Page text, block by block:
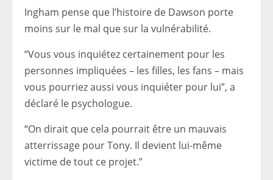
Ingham pense que l’histoire de Dawson porte
moins sur le mal que sur la vulnérabilité.
“Vous vous inquiétez certainement pour les
personnes impliquées – les filles, les fans – mais
vous pourriez aussi vous inquiéter pour lui”, a
déclaré le psychologue.
“On dirait que cela pourrait être un mauvais
atterrissage pour Tony. Il devient lui-même
victime de tout ce projet.”